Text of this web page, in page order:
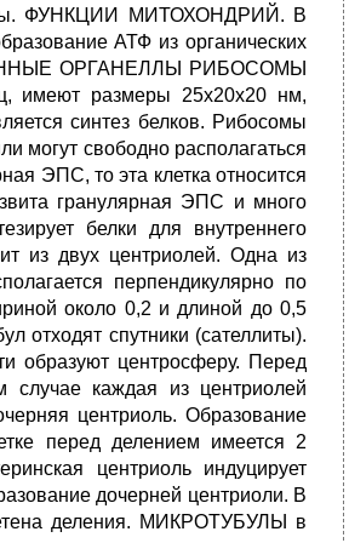
ФУНКЦИИ МИТОХОНДРИЙ. В
АТФ из органических
ОРГАНЕЛЛЫ РИБОСОМЫ
имеют размеры 25х20х20 нм,
синтез белков. Рибосомы
могут свободно располагаться
ЭПС, то эта клетка относится
гранулярная ЭПС и много
белки для внутреннего
из двух центриолей. Одна из
перпендикулярно по
около 0,2 и длиной до 0,5
отходят спутники (сателлиты).
образуют центросферу. Перед
случае каждая из центриолей
центриоль. Образование
перед делением имеется 2
центриоль индуцирует
дочерней центриоли. В
деления. МИКРОТУБУЛЫ в